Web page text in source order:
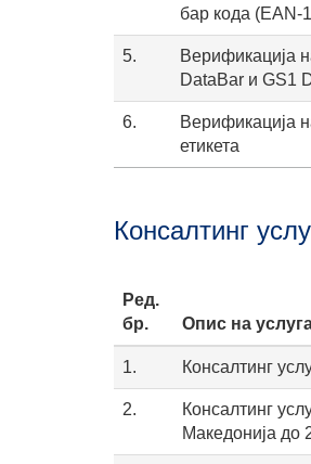
бар кода (EAN-
5.
Верификација
DataBar и GS1
6.
Верификација
етикета
Консалтинг
Ред.
бр.
Опис на
1. Консалтинг
2.
Консалтинг
Maкедонија до